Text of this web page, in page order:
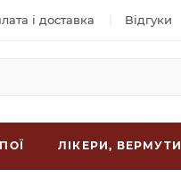
і доставка Відгуки
ЛІКЕРИ, ВЕРМУТИ